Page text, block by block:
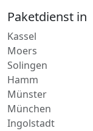
Paketdienst in
Kassel
Moers
Solingen
Hamm
Münster
München
Ingolstadt